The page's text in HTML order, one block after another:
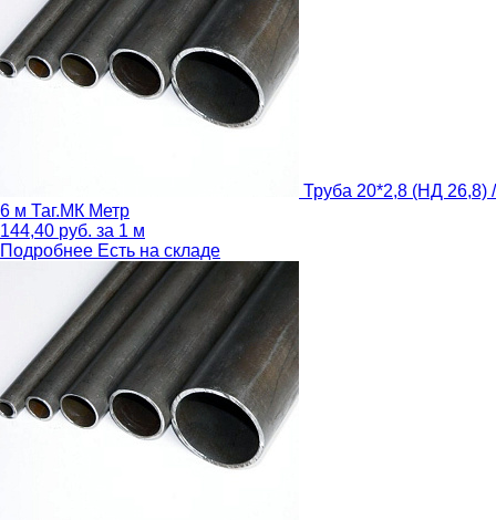
Труба 20*2,8 (НД 26,8) /
6 м Таг.МК Метр
144,40 руб. за 1 м
Подробнее Есть на складе